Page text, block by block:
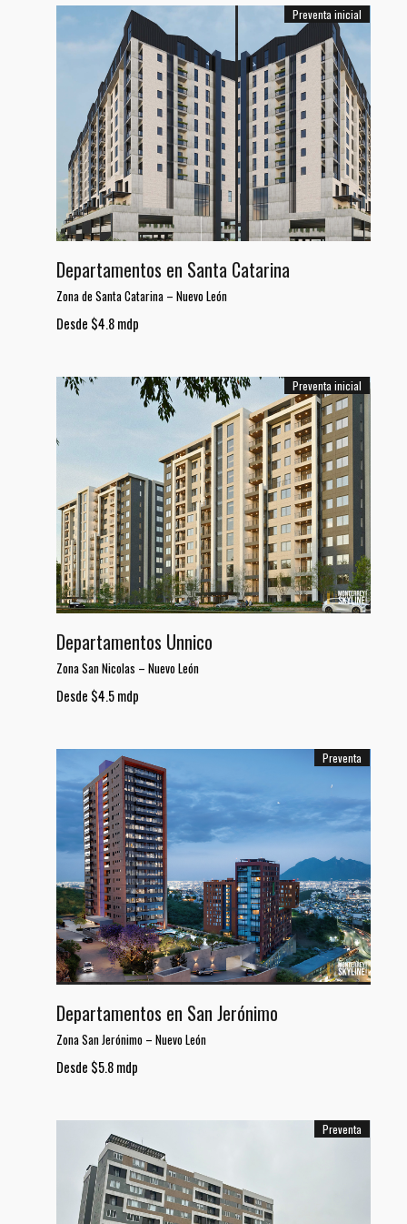
Preventa inicial
Departamentos en Santa Catarina
Zona de Santa Catarina – Nuevo León
Desde $4.8 mdp
Preventa inicial
Departamentos Unnico
Zona San Nicolas – Nuevo León
Desde $4.5 mdp
Preventa
Departamentos en San Jerónimo
Zona San Jerónimo – Nuevo León
Desde $5.8 mdp
Preventa